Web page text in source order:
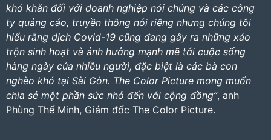
khó khăn đối với doanh nghiệp nói chúng và các công
ty quảng cáo, truyền thông nói riêng nhưng chúng tôi
hiểu rằng dịch Covid-19 cũng đang gây ra những xáo
trộn sinh hoạt và ảnh hưởng mạnh mẽ tới cuộc sống
hàng ngày của nhiều người, đặc biệt là các bà con
nghèo khó tại Sài Gòn. The Color Picture mong muốn
chia sẻ một phần sức nhỏ đến với cộng đồng”, anh
Phùng Thế Minh, Giám đốc The Color Picture.